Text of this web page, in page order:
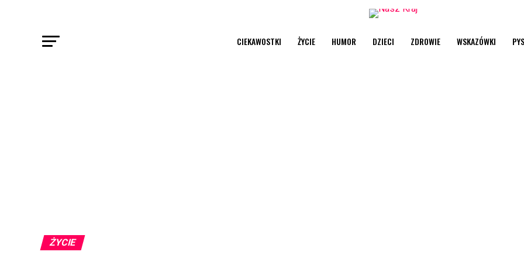
CIEKAWOSTKI ŻYCIE HUMOR DZIECI ZDROWIE WSKAZÓWKI
ŻYCIE